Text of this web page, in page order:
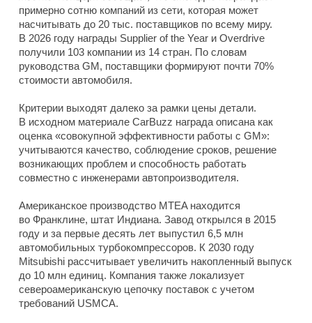
примерно сотню компаний из сети, которая может
насчитывать до 20 тыс. поставщиков по всему миру.
В 2026 году награды Supplier of the Year и Overdrive
получили 103 компании из 14 стран. По словам
руководства GM, поставщики формируют почти 70%
стоимости автомобиля.
Критерии выходят далеко за рамки цены детали.
В исходном материале CarBuzz награда описана как
оценка «совокупной эффективности работы с GM»:
учитываются качество, соблюдение сроков, решение
возникающих проблем и способность работать
совместно с инженерами автопроизводителя.
Американское производство MTEA находится
во Франклине, штат Индиана. Завод открылся в 2015
году и за первые десять лет выпустил 6,5 млн
автомобильных турбокомпрессоров. К 2030 году
Mitsubishi рассчитывает увеличить накопленный выпуск
до 10 млн единиц. Компания также локализует
североамериканскую цепочку поставок с учетом
требований USMCA.